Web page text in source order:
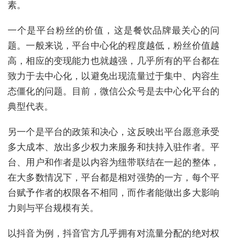
素。
一个是平台粉丝的价值，这是餐饮品牌最关心的问
题。一般来说，平台中心化的程度越低，粉丝价值越
高，相应的变现能力也就越强，几乎所有的平台都在
致力于去中心化，以避免出现流量过于集中、内容生
态僵化的问题。目前，微信公众号是去中心化平台的
典型代表。
另一个是平台的政策和决心，这反映出平台愿意承受
多大成本、放出多少权力来服务和扶持入驻作者。平
台、用户和作者是以内容为纽带联结在一起的整体，
在大多数情况下，平台都是相对强势的一方，每个平
台赋予作者的权限各不相同，而作者能做出多大影响
力则与平台规模有关。
以抖音为例，抖音官方几乎拥有对流量分配的绝对权